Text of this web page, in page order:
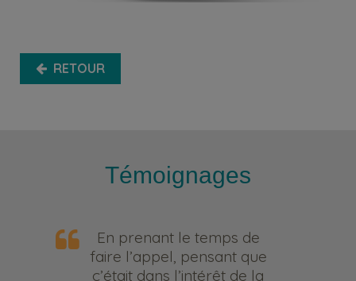
RETOUR
Témoignages
En prenant le temps de
faire l’appel, pensant que
c’était dans l’intérêt de la